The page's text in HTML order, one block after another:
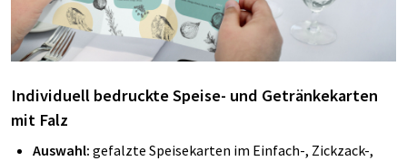
Individuell bedruckte Speise- und Getränkekarten
mit Falz
Auswahl: gefalzte Speisekarten im Einfach-, Zickzack-,